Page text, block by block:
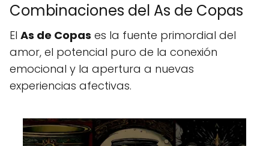
Combinaciones del As de Copas
El As de Copas es la fuente primordial del
amor, el potencial puro de la conexión
emocional y la apertura a nuevas
experiencias afectivas.